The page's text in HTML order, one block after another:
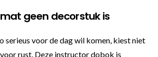
geen decorstuk is
serieus voor de dag wil komen, kiest niet
rust. Deze instructor dobok is